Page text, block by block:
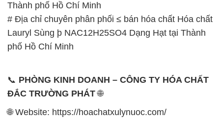
Thành phố Hồ Chí Minh
# Địa chỉ chuyên phân phối ≤ bán hóa chất Hóa chất
Lauryl Sùng þ NAC12H25SO4 Dạng Hạt tại Thành
phố Hồ Chí Minh
📞 PHÒNG KINH DOANH – CÔNG TY HÓA CHẤT
ĐẮC TRƯỜNG PHÁT🌐
🌐 Website: https://hoachatxulynuoc.com/